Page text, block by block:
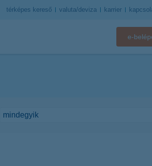
térképes kereső valuta/deviza karrier
e-